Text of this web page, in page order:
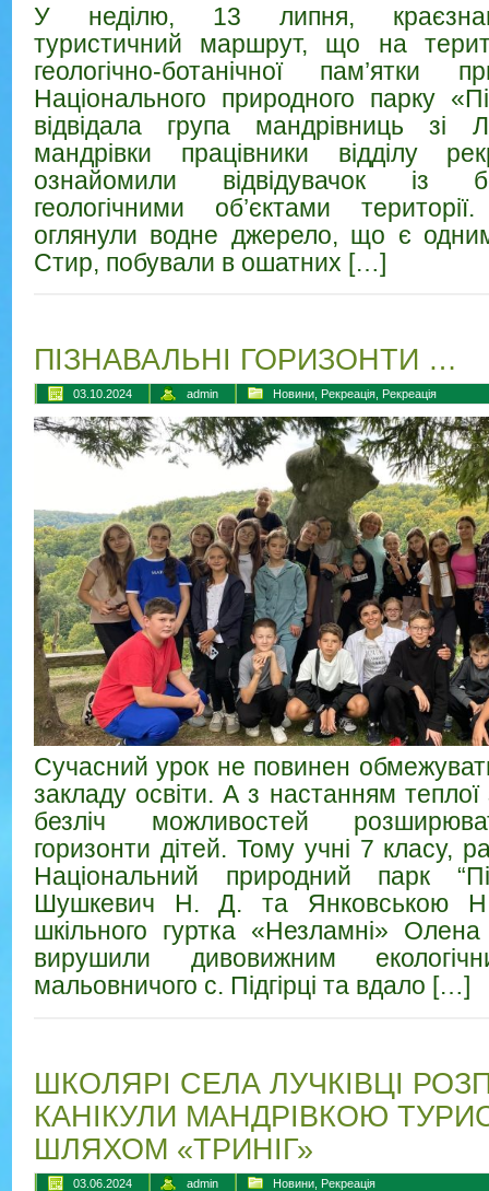
У неділю, 13 липня,
туристичний маршрут, що на
геологічно-ботанічної пам’ятки
Національного природного парку
відвідала група мандрівниць зі
мандрівки працівники відділу
ознайомили відвідувачок із
геологічними об’єктами
оглянули водне джерело, що є одним
Стир, побували в ошатних […]
ПІЗНАВАЛЬНІ ГОРИЗОНТИ …
03.10.2024 admin Новини Рекреація Рекреація
Сучасний урок не повинен
закладу освіти. А з настанням теплої
безліч можливостей
горизонти дітей. Тому учні 7 класу,
Національний природний парк
Шушкевич Н. Д. та Янковською
шкільного гуртка «Незламні»
вирушили дивовижним
мальовничого с. Підгірці та вдало […]
ШКОЛЯРІ СЕЛА ЛУЧКІВЦІ
КАНІКУЛИ МАНДРІВКОЮ
ШЛЯХОМ «ТРИНІГ»
03.06.2024 admin Новини Рекреація